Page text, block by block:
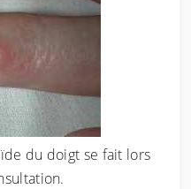
du doigt se fait lors